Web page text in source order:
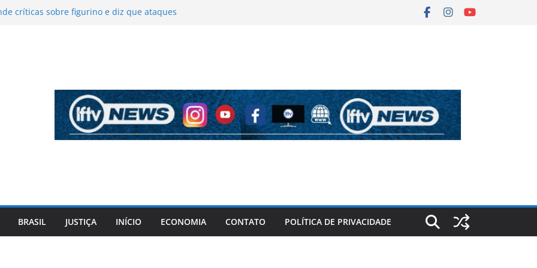
críticas sobre figurino e diz que ataques
diz que aceitará resultado das eleições,
defender mais transparência nas urnas
BRASIL JUSTIÇA INÍCIO ECONOMIA CONTATO POLÍTICA DE PRIVACIDADE